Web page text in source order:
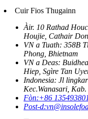
Cuir Fios Thugainn
Àir. 10 Rathad
Houjie, Cathair
VN a Tuath: 358B
Phong, Bhietnam
VN a Deas:
Hiep, Sgìre Tan
Indonesia: Jl
Kec.Wanasari,
Fòn:+86
Post-d: